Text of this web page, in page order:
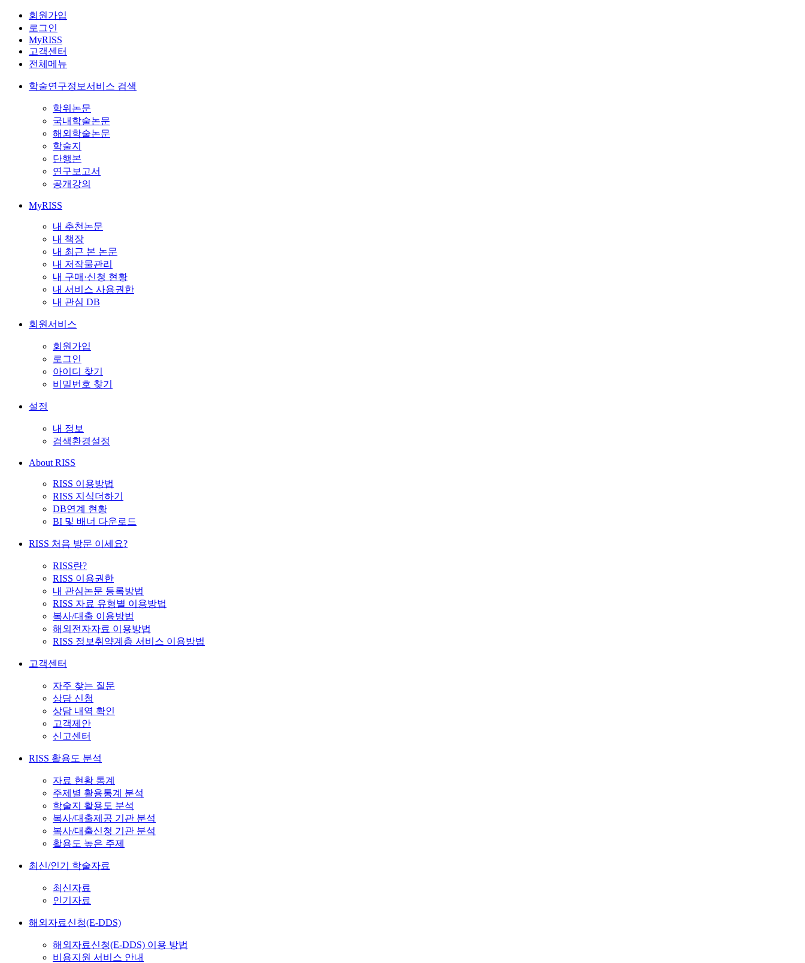
회원가입
로그인
MyRISS
고객센터
전체메뉴
학술연구정보서비스 검색
학위논문
국내학술논문
해외학술논문
학술지
단행본
연구보고서
공개강의
MyRISS
내 추천논문
내 책장
내 최근 본 논문
내 저작물관리
내 구매·신청 현황
내 서비스 사용권한
내 관심 DB
회원서비스
회원가입
로그인
아이디 찾기
비밀번호 찾기
설정
내 정보
검색환경설정
About RISS
RISS 이용방법
RISS 지식더하기
DB연계 현황
BI 및 배너 다운로드
RISS 처음 방문 이세요?
RISS란?
RISS 이용권한
내 관심논문 등록방법
RISS 자료 유형별 이용방법
복사/대출 이용방법
해외전자자료 이용방법
RISS 정보취약계층 서비스 이용방법
고객센터
자주 찾는 질문
상담 신청
상담 내역 확인
고객제안
신고센터
RISS 활용도 분석
자료 현황 통계
주제별 활용통계 분석
학술지 활용도 분석
복사/대출제공 기관 분석
복사/대출신청 기관 분석
활용도 높은 주제
최신/인기 학술자료
최신자료
인기자료
해외자료신청(E-DDS)
해외자료신청(E-DDS) 이용 방법
비용지원 서비스 안내